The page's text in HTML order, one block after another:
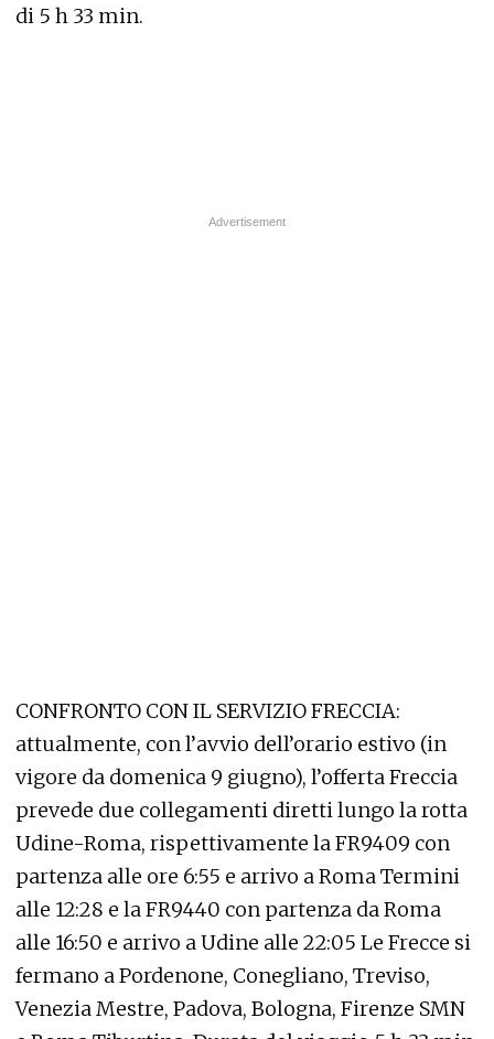
di 5 h 33 min.
CONFRONTO CON IL SERVIZIO FRECCIA:
attualmente, con l’avvio dell’orario estivo (in
vigore da domenica 9 giugno), l’offerta Freccia
prevede due collegamenti diretti lungo la rotta
Udine-Roma, rispettivamente la FR9409 con
partenza alle ore 6:55 e arrivo a Roma Termini
alle 12:28 e la FR9440 con partenza da Roma
alle 16:50 e arrivo a Udine alle 22:05 Le Frecce si
fermano a Pordenone, Conegliano, Treviso,
Venezia Mestre, Padova, Bologna, Firenze SMN